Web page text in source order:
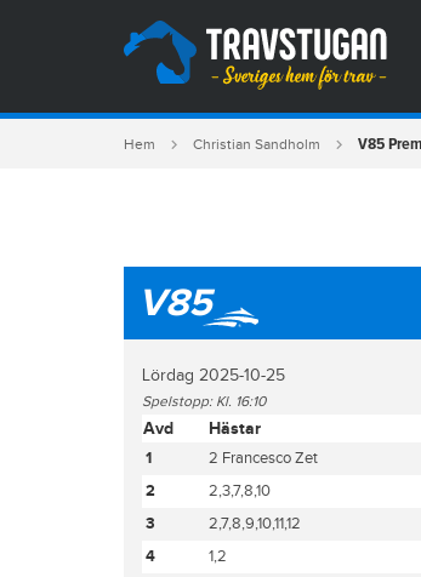
Hem Christian Sandholm V85
V85
Lördag 2025-10-25
Spelstopp: Kl. 16:10
Avd Hästar
1
2 Francesco Zet
2
2,3,7,8,10
3
2,7,8,9,10,11,12
4
1,2